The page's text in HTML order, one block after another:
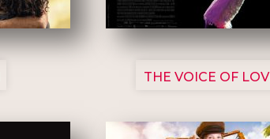
3135
THE VOICE OF